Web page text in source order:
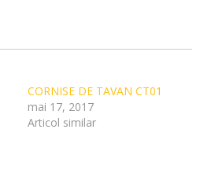
CORNISE DE TAVAN CT01
mai 17, 2017
Articol similar